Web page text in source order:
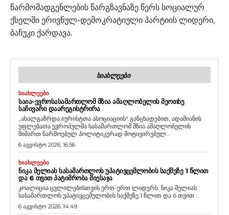
წარმომადგენლების წარგზავნაზე წერს სოციალურ
ქსელში ერივნულ-დემოკრატიული პარტიის ლიდერი,
ბაჩუკი ქარდავა.
ᲡᲘᲐᲮᲚᲔᲔᲑᲘ
ᲡᲘᲐᲮᲚᲔᲔᲑᲘ
ᲡᲐᲘᲐ-ᲔᲕᲠᲝᲡᲐᲡᲐᲛᲐᲠᲗᲚᲝᲛ ᲛᲖᲘᲐ ᲐᲛᲐᲦᲚᲝᲑᲔᲚᲘᲡ ᲛᲔᲝᲗᲮᲔ
ᲡᲐᲩᲘᲕᲐᲠᲘ ᲓᲐᲐᲠᲔᲒᲘᲡᲢᲠᲘᲠᲐ
„ახალგაზრდა იურისტთა ასოციაციის“ განცხადებით, ადამიანის
უფლებათა ევროპულმა სასამართლომ მზია ამაღლობელის
მიმართ წარმოებულ პოლიტიკურად მოტივირებულ...
6 აგვისტო 2026, 16:56
ᲡᲘᲐᲮᲚᲔᲔᲑᲘ
ᲜᲘᲙᲐ ᲛᲔᲚᲘᲐᲡ ᲡᲐᲡᲐᲛᲐᲠᲗᲚᲝᲡ ᲣᲞᲐᲢᲘᲕᲪᲔᲛᲚᲝᲑᲘᲡ ᲡᲐᲥᲛᲔᲖᲔ 1 ᲬᲚᲘᲗ
ᲓᲐ 6 ᲗᲕᲘᲗ ᲞᲐᲢᲘᲛᲠᲝᲑᲐ ᲛᲘᲔᲡᲐᲯᲐ
კოალიცია ცვლილებისთვის ერთ-ერთ ლიდერს, ნიკა მელიას
სასამართლოს უპატივცემულობის საქმეზე 1 წლით და 6 თვით...
6 აგვისტო 2026, 14:49